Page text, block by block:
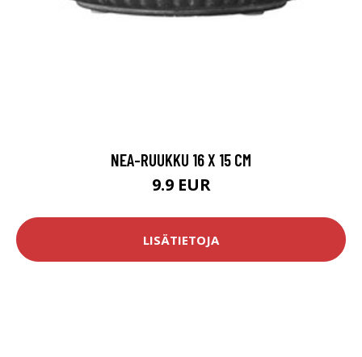
NEA-RUUKKU 16 X 15 CM
9.9 EUR
LISÄTIETOJA